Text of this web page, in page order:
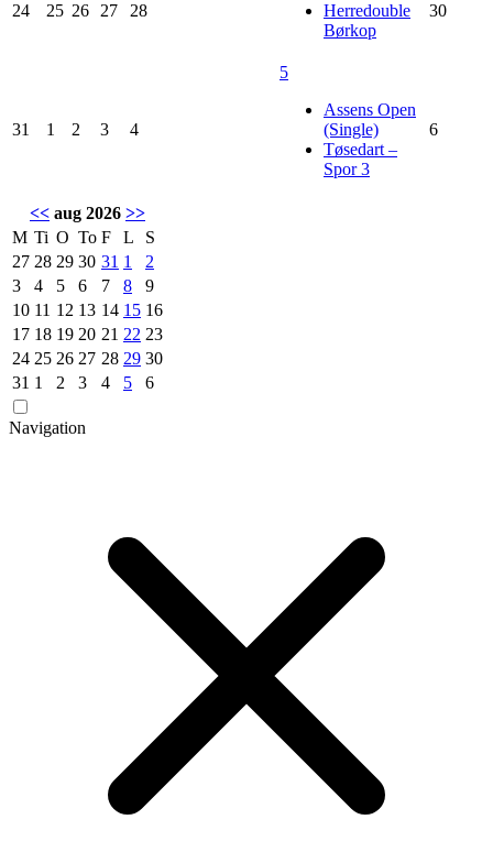
24 25 26 27 28
Herredouble
Børkop
30
31 1 2 3 4
5
Assens Open
(Single)
Tøsedart –
Spor 3
6
<< aug 2026 >>
M Ti O To F L
S
27 28 29 30 31 1
2
3
4 5 6 7 8
9
10 11 12 13 14 15 16
17 18 19 20 21 22 23
24 25 26 27 28 29 30
31 1 2 3 4 5 6
Navigation